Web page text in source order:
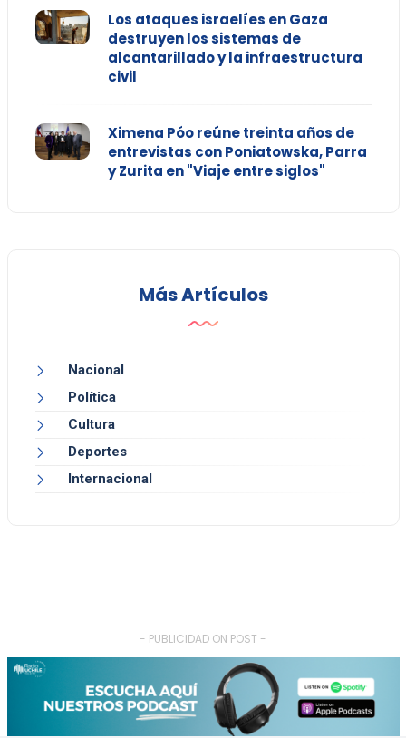
Los ataques israelíes en Gaza
destruyen los sistemas de
alcantarillado y la infraestructura
civil
Ximena Póo reúne treinta años de
entrevistas con Poniatowska, Parra
y Zurita en "Viaje entre siglos"
Más Artículos
Nacional
Política
Cultura
Deportes
Internacional
- PUBLICIDAD ON POST -